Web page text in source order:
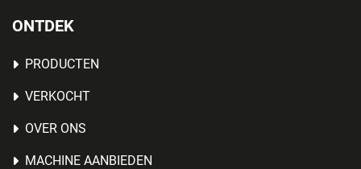
ONTDEK
PRODUCTEN
VERKOCHT
OVER ONS
MACHINE AANBIEDEN